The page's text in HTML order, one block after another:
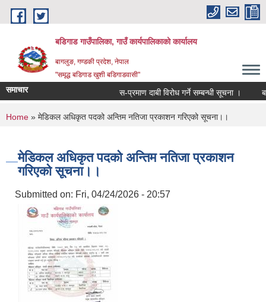
Skip to main content
बडिगाड गाउँपालिका, गाउँ कार्यपालिकाको कार्यालय
बागलुङ, गण्डकी प्रदेश, नेपाल
"समृद्ध बडिगाड खुशी बडिगाडवासी"
समाचार स-प्रमाण दाबी विरोध गर्ने सम्बन्धी सूचना ।
You are here
Home » मेडिकल अधिकृत पदको अन्तिम नतिजा प्रकाशन गरिएको सूचना।।
मेडिकल अधिकृत पदको अन्तिम नतिजा प्रकाशन
गरिएको सूचना।।
Submitted on: Fri, 04/24/2026 - 20:57